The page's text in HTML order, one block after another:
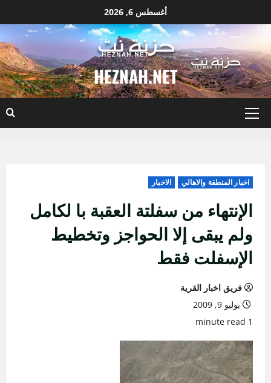
إلى
أغسطس 6, 2026
HEZNAH.NET
القائمة
اخبار المنطقة والاهالي الاخبار
الإنتهاء من سفلتة العقبة با لكامل
ولم يبقى إلا الحواجز وتخطيط
الإسفلت فقط
فريق اخبار القرية
يوليو 9, 2009
1 minute read